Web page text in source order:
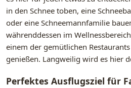
in den Schnee toben, eine
oder eine Schneemannfamilie
währenddessen im
einem der gemütlichen
genießen. Langweilig wird es hier
Perfektes Ausflugsziel für